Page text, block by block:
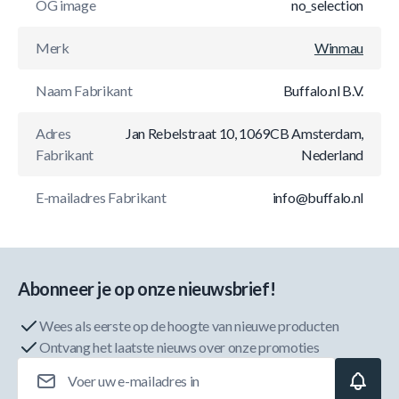
OG image no_selection
Merk Winmau
Naam Fabrikant Buffalo.nl B.V.
Adres
Fabrikant
Jan Rebelstraat 10, 1069CB Amsterdam,
Nederland
E-mailadres Fabrikant info@buffalo.nl
Abonneer je op onze nieuwsbrief!
Wees als eerste op de hoogte van nieuwe producten
Ontvang het laatste nieuws over onze promoties